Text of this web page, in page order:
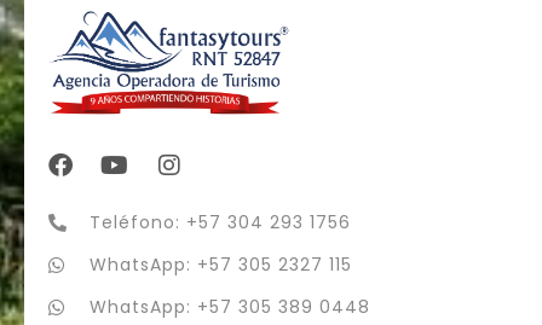
Teléfono: +57 304 293 1756
WhatsApp: +57 305 2327 115
WhatsApp: +57 305 389 0448